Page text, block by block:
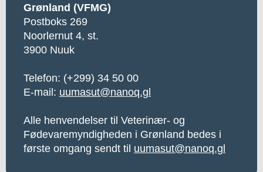
Grønland (VFMG)
Postboks 269
Noorlernut 4, st.
3900 Nuuk
Telefon: (+299) 34 50 00
E-mail: uumasut@nanoq.gl
Alle henvendelser til Veterinær- og
Fødevaremyndigheden i Grønland bedes i
første omgang sendt til uumasut@nanoq.gl